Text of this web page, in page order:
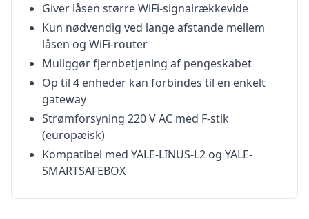
Giver låsen større WiFi-signalrækkevide
Kun nødvendig ved lange afstande mellem
låsen og WiFi-router
Muliggør fjernbetjening af pengeskabet
Op til 4 enheder kan forbindes til en enkelt
gateway
Strømforsyning 220 V AC med F-stik
(europæisk)
Kompatibel med YALE-LINUS-L2 og YALE-
SMARTSAFEBOX